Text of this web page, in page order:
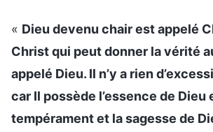
« Dieu devenu chair est appelé
Christ qui peut donner la vérité
appelé Dieu. Il n’y a rien
car Il possède l’essence de Dieu
tempérament et la sagesse de